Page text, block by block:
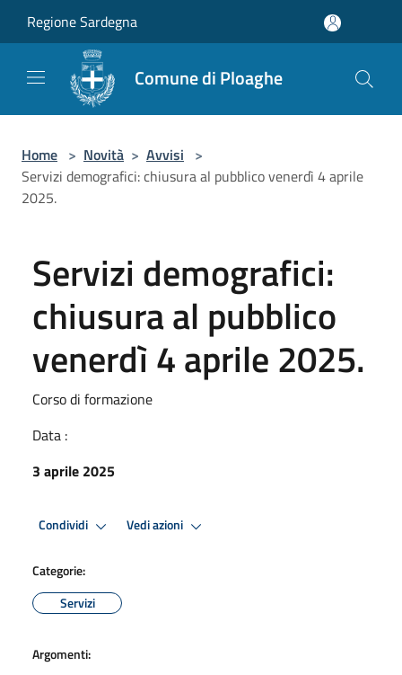
Regione Sardegna
Comune di Ploaghe
Home > Novità > Avvisi >
Servizi demografici: chiusura al pubblico venerdì 4 aprile
2025.
Servizi demografici:
chiusura al pubblico
venerdì 4 aprile 2025.
Corso di formazione
Data :
3 aprile 2025
Condividi Vedi azioni
Categorie:
Servizi
Argomenti: